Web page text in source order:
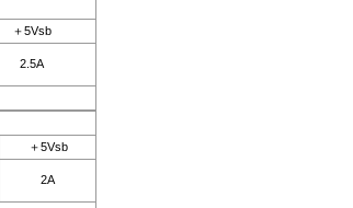
＋5Vsb
2.5A
＋5Vsb
2A